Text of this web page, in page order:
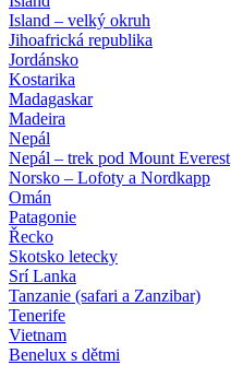
Island – velký okruh
Jihoafrická republika
Jordánsko
Kostarika
Madagaskar
Madeira
Nepál
Nepál – trek pod Mount Everest
Norsko – Lofoty a Nordkapp
Omán
Patagonie
Řecko
Skotsko letecky
Srí Lanka
Tanzanie (safari a Zanzibar)
Tenerife
Vietnam
Benelux s dětmi